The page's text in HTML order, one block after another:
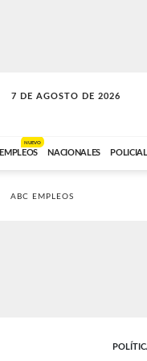
7 DE AGOSTO DE 2026
LA INCONDICIONAL
EMPLEOS
NUEVO
NACIONALES
ABC EMPLEOS